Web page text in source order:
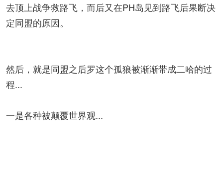
去顶上战争救路飞，而后又在PH岛见到路飞后果断决
定同盟的原因。
然后，就是同盟之后罗这个孤狼被渐渐带成二哈的过
程...
一是各种被颠覆世界观...